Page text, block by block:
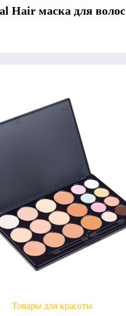
Hair маска для волос
Товары для красоты